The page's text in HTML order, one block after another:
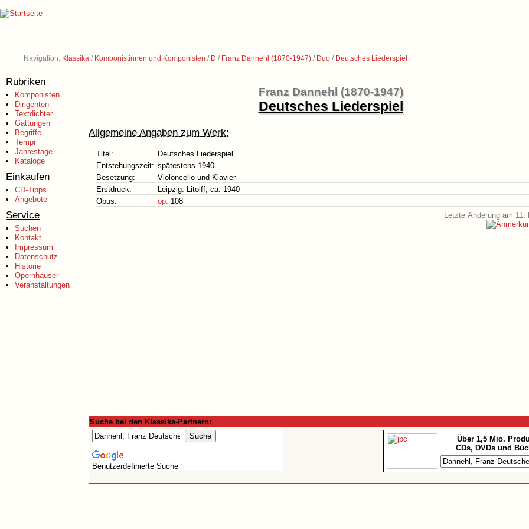
Navigation: Klassika / Komponistinnen und Komponisten / D / Franz Dannehl (1870-1947) / Duo / Deutsches Liederspiel
Rubriken
Komponisten
Dirigenten
Textdichter
Gattungen
Begriffe
Tempi
Jahrestage
Kataloge
Einkaufen
CD-Tipps
Angebote
Service
Suchen
Kontakt
Impressum
Datenschutz
Historie
Opernhäuser
Veranstaltungen
Franz Dannehl (1870-1947)
Deutsches Liederspiel
Allgemeine Angaben zum Werk:
Titel:
Deutsches Liederspiel
Entstehungszeit: spätestens 1940
Besetzung:
Violoncello und Klavier
Erstdruck:
Leipzig: Litolff, ca. 1940
Opus:
op. 108
Letzte Änderung am 11.
Suche bei den Klassika-Partnern:
Benutzerdefinierte Suche
Über 1,5 Mio.
CDs, DVDs und